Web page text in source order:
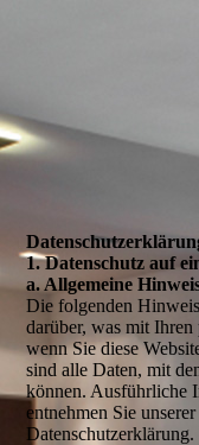
1. Datenschutz auf
a. Allgemeine
Die folgenden
darüber, was mit Ihren
wenn Sie diese
sind alle Daten, mit
können. Ausführliche
entnehmen Sie
Datenschutzerklärung.